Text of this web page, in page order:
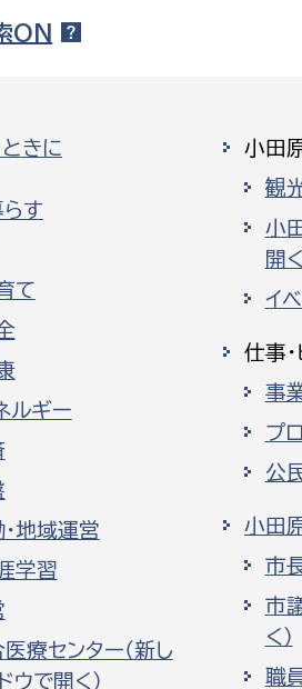
ON
きに
す
て
ルギー
地域運営
学習
療センター（新し
ウで開く）
小田
観
小
開く
イ
仕事
事
プ
公
小田
市
市
く）
職